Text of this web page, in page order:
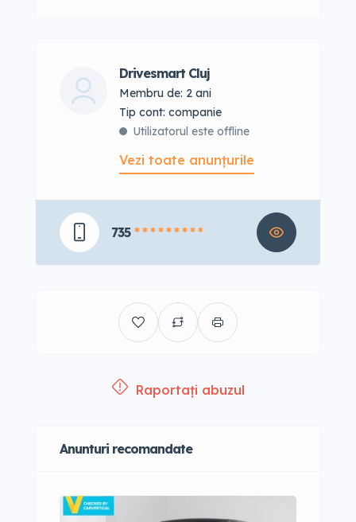
Drivesmart Cluj
Membru de: 2 ani
tip cont: companie
Utilizatorul este offline
Vezi toate anunțurile
735 * * * * * * * * *
Raportați abuzul
Anunturi recomandate